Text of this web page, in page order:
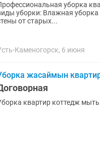
уборка
уборки: Влажная
от старых...
Каменогорск, 6 июня
жасаймын
квартир коттедж